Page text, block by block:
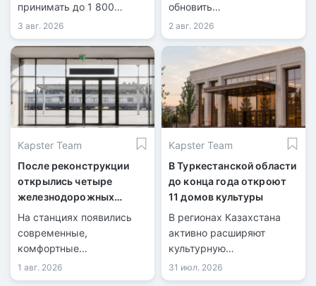
принимать до 1 800
пассажиров в сутки.
3 авг. 2026
обновить
инфраструктуру.
2 авг. 2026
Kapster Team
После реконструкции
открылись четыре
железнодорожных
вокзала
На станциях появились
современные,
комфортные
пространства для
пассажиров.
1 авг. 2026
Kapster Team
В Туркестанской области
до конца года откроют
11 домов культуры
В регионах Казахстана
активно расширяют
культурную
инфраструктуру.
31 июл. 2026